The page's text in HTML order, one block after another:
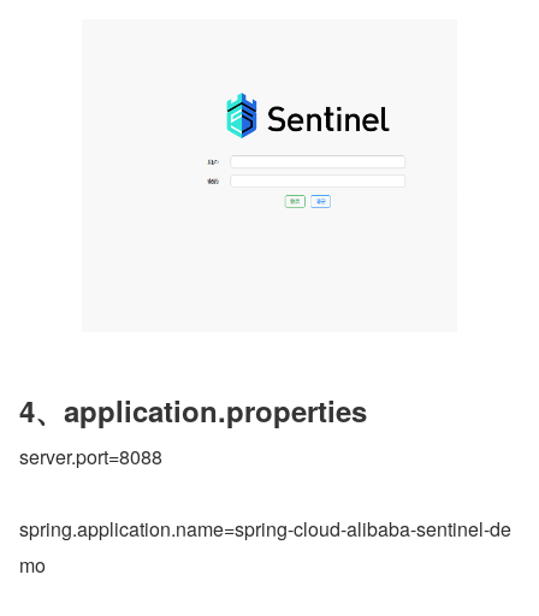
4、application.properties
server.port=8088
spring.application.name=spring-cloud-alibaba-sentinel-de
mo